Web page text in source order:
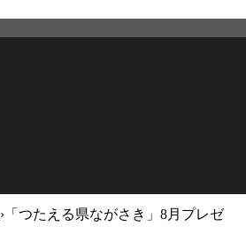
›「つたえる県ながさき」8月プレゼ